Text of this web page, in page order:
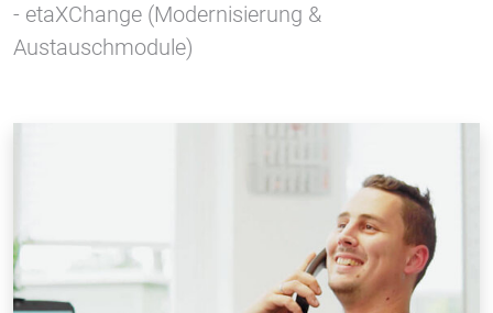
- etaXChange (Modernisierung &
Austauschmodule)